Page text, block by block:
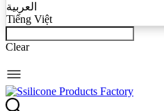
العربية
Tiếng Việt
Clear